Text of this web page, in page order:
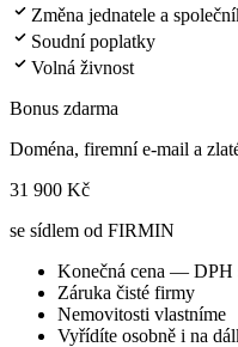
Změna jednatele a
Soudní poplatky
Volná živnost
Bonus zdarma
Doména, firemní e-mail a
31 900 Kč
se sídlem od FIRMIN
Konečná cena — DPH
Záruka čisté firmy
Nemovitosti vlastníme
Vyřídíte osobně i na